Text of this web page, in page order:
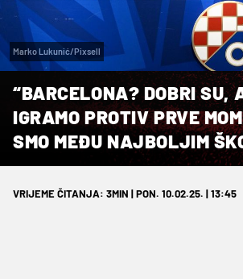
Marko Lukunić/Pixsell
“BARCELONA? DOBRI SU,
IGRAMO PROTIV PRVE
SMO MEĐU NAJBOLJIM
VRIJEME ČITANJA: 3MIN | PON. 10.02.25. | 13:45